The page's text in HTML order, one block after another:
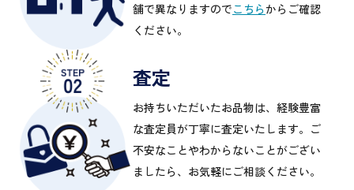
舗で異なりますのでこちらからご確認
ください。
査定
お持ちいただいたお品物は、経験豊富
な査定員が丁寧に査定いたします。ご
不安なことやわからないことがござい
ましたら、お気軽にご相談ください。